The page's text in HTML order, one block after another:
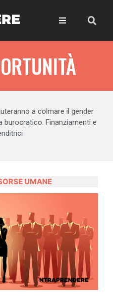
a colmare il gender
burocratico. Finanziamenti e
UMANE